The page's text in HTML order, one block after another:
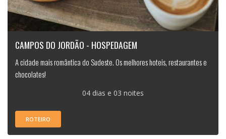
CAMPOS DO JORDÃO - HOSPEDAGEM
A cidade mais romântica do Sudeste. Os melhores hoteis, restaurantes e
chocolates!
04 dias e 03 noites
ROTEIRO